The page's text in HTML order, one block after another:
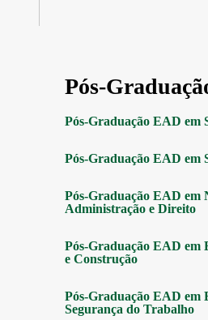
Pós-
Pós-Graduação EAD em
Pós-Graduação EAD em
Pós-Graduação EAD em
Administração e Direito
Pós-Graduação EAD em
e Construção
Pós-Graduação EAD em
Segurança do Trabalho